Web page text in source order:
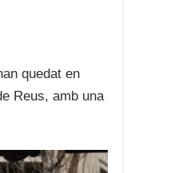
quedat en
Reus, amb una